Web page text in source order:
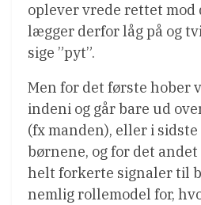
oplever vrede rettet mod
lægger derfor låg på og
sige ”pyt”.
Men for det første hober
indeni og går bare ud
(fx manden), eller i
børnene, og for det
helt forkerte signaler til
nemlig rollemodel for,